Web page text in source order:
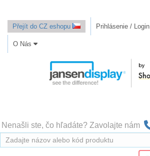
Přejít do CZ eshopu Prihlásenie / Login
O Nás
Nenašli ste, čo hľadáte? Zavolajte nám